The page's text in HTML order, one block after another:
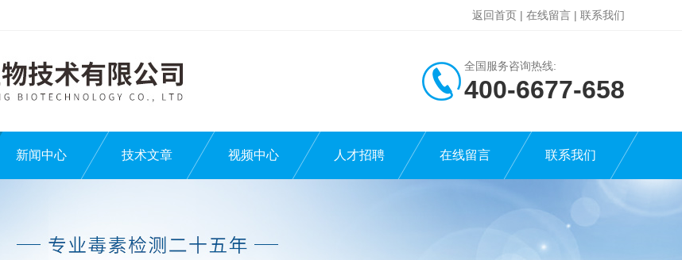
返回首页 | 在线留言 | 联系我们
全国服务咨询热线:
400-6677-658
新闻中心 技术文章 视频中心 人才招聘 在线留言 联系我们